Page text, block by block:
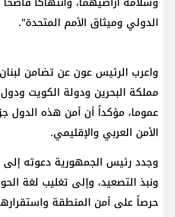
الدولي وميثاق الأمم المتحدة".
واعرب الرئيس عون عن تضامن
مملكة البحرين​ ودولة الكويت ودول
عموما، مؤكداً أن أمن هذه الدول
الأمن العربي والإقليمي.
وجدد رئيس الجمهورية دعوته
ونبذ التصعيد، وإلى تغليب لغة
حرصاً على أمن المنطقة